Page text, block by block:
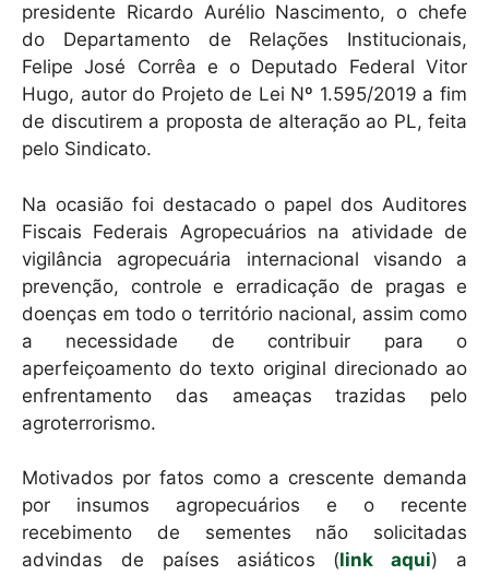
presidente Ricardo Aurélio Nascimento, o chefe
do Departamento de Relações Institucionais,
Felipe José Corrêa e o Deputado Federal Vitor
Hugo, autor do Projeto de Lei Nº 1.595/2019 a fim
de discutirem a proposta de alteração ao PL, feita
pelo Sindicato.
Na ocasião foi destacado o papel dos Auditores
Fiscais Federais Agropecuários na atividade de
vigilância agropecuária internacional visando a
prevenção, controle e erradicação de pragas e
doenças em todo o território nacional, assim como
a necessidade de contribuir para o
aperfeiçoamento do texto original direcionado ao
enfrentamento das ameaças trazidas pelo
agroterrorismo.
Motivados por fatos como a crescente demanda
por insumos agropecuários e o recente
recebimento de sementes não solicitadas
advindas de países asiáticos (link aqui) a